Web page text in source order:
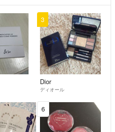
3
Dior
ディオール
6